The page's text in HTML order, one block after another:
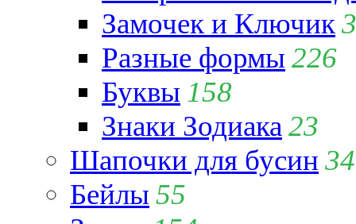
Замочек и Ключик
Разные формы 226
Буквы 158
Знаки Зодиака 23
Шапочки для бусин 34
Бейлы 55